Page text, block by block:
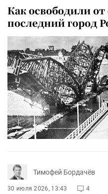
Как освободили
последний город
Тимофей Бордачёв
30 июля 2026, 13:43 4